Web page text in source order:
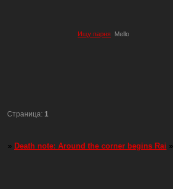
Ищу парня Mello
Страница:1
» Death note: Around the corner begins Rai »